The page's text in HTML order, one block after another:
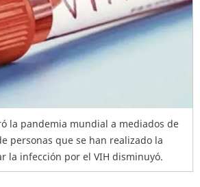
la pandemia mundial a mediados de
personas que se han realizado la
la infección por el VIH disminuyó.